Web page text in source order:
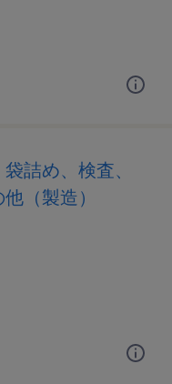
詰め、検査、
（製造）